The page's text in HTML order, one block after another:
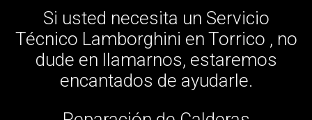
Si usted necesita un Servicio
Técnico Lamborghini en Torrico , no
dude en llamarnos, estaremos
encantados de ayudarle.